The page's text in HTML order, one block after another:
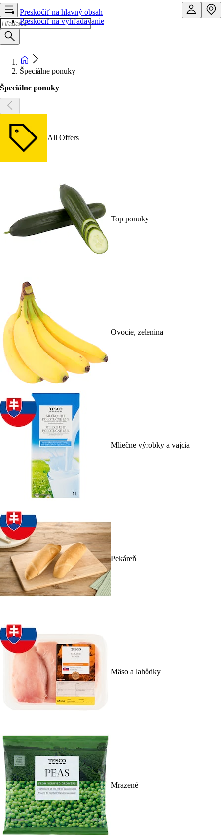
Preskočiť na hlavný obsah
Preskočiť na vyhľadávanie
Špeciálne ponuky
Špeciálne ponuky
All Offers
Top ponuky
Ovocie, zelenina
Mliečne výrobky a vajcia
Pekáreň
Mäso a lahôdky
Mrazené